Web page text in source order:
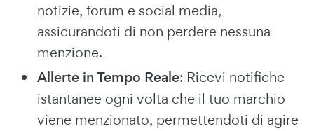
notizie, forum e social media,
assicurandoti di non perdere nessuna
menzione.
Allerte in Tempo Reale: Ricevi notifiche
istantanee ogni volta che il tuo marchio
viene menzionato, permettendoti di agire